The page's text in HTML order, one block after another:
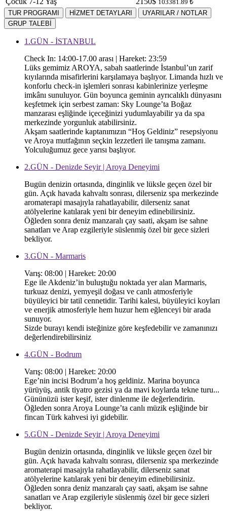
103381.89 ₺
TUR PROGRAMI
HİZMET DETAYLARI
UYARILAR / NOTLAR
GRUP TALEBİ
1.GÜN - İSTANBUL
Check In: 14:00-17.00 arası | Hareket: 23:59
Lüks gemimiz AROYA, sabah saatlerinde İstanbul’un zarif
kıyılarında misafirlerini karşılamaya başlıyor. Limanda hızlı ve
konforlu check-in işlemleri sonrası kabinlerinize yerleşme
imkânı sunuluyor. Gün boyunca geminin ayrıcalıklı dünyasını
keşfetmek için serbest zaman: Sky Lounge’ta Boğaz
manzarası eşliğinde içeceğinizi yudumlayabilir ya da spa
merkezinde yorgunluk atabilirsiniz.
Akşam saatlerinde kaptanımızın “Hoş Geldiniz” resepsiyonu
ve Aroya mutfağının seçkin lezzetleri ile tanışma zamanı.
Yolculuğumuz gece yarısı başlıyor.
2.GÜN - Denizde Seyir | Aroya Deneyimi
Bugün denizin ortasında, dinginlik ve lüksle geçen özel bir
gün. Açık havada kahvaltı sonrası, dilerseniz spa merkezinde
aromaterapi masajıyla rahatlayabilir, dilerseniz sanat
atölyelerine katılarak yeni bir deneyim edinebilirsiniz.
Öğleden sonra deniz manzaralı çay saati, akşam ise sahne
sanatları ve Arap ezgileriyle süslenmiş özel bir gece sizleri
bekliyor.
3.GÜN - Marmaris
Varış: 08:00 | Hareket: 20:00
Ege ile Akdeniz’in buluştuğu noktada yer alan Marmaris,
turkuaz denizi, yemyeşil doğası ve canlı atmosferiyle
büyüleyici bir tatil cennetidir. Tarihi kalesi, büyüleyici koyları
ve enerjik atmosferiyle hem huzur hem eğlenceyi bir arada
sunuyor.
Sizde burayı kendi isteğinize göre keşfedebilir ve zamanınızı
değerlendirebilirsiniz
4.GÜN - Bodrum
Varış: 08:00 | Hareket: 20:00
Ege’nin incisi Bodrum’a hoş geldiniz. Marina boyunca
yürüyüş, antik tiyatro gezisi ya da mavi koylarda tekne turu...
Gününüzü ister keşif, ister dinlenme ile değerlendirin.
Öğleden sonra Aroya Lounge’ta canlı müzik eşliğinde bir
fincan Türk kahvesi iyi gidebilir.
5.GÜN - Denizde Seyir | Aroya Deneyimi
Bugün denizin ortasında, dinginlik ve lüksle geçen özel bir
gün. Açık havada kahvaltı sonrası, dilerseniz spa merkezinde
aromaterapi masajıyla rahatlayabilir, dilerseniz sanat
atölyelerine katılarak yeni bir deneyim edinebilirsiniz.
Öğleden sonra deniz manzaralı çay saati, akşam ise sahne
sanatları ve Arap ezgileriyle süslenmiş özel bir gece sizleri
bekliyor.